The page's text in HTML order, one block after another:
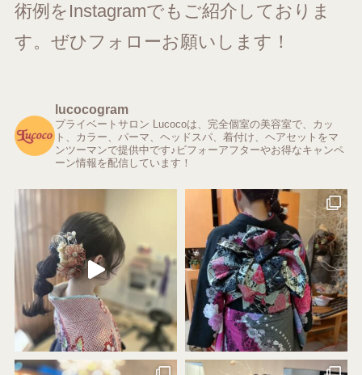
術例をInstagramでもご紹介しておりま
す。ぜひフォローお願いします！
lucocogram
プライベートサロン Lucocoは、完全個室の美容室で、カッ
ト、カラー、パーマ、ヘッドスパ、着付け、ヘアセットをマ
ンツーマンで提供中です♪ビフォーアフターやお得なキャンペ
ーン情報を配信しています！